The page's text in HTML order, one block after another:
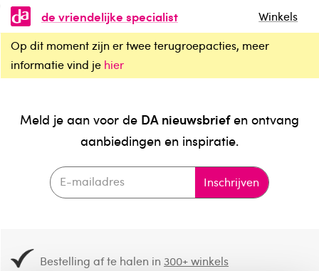
de vriendelijke specialist
Winkels
Op dit moment zijn er twee terugroepacties, meer
informatie vind je hier
Meld je aan voor de DA nieuwsbriefen ontvang
aanbiedingen en inspiratie.
Inschrijven
Bestelling af te halen in300+ winkels